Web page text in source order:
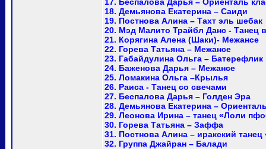
18. Демьянова Екатерина – Саиди
19. Постнова Алина – Тахт эль шебак
20. Мэд Малито Трайбл Данс - Танец
21. Корягина Алена (Шаки)- Межансе
22. Горева Татьяна – Межансе
23. Габайдулина Ольга – Батерефлик
24. Баженова Дарья – Межансе
25. Ломакина Ольга –Крылья
26. Раиса - Танец со свечами
27. Беспалова Дарья – Голден Эра
28. Демьянова Екатерина –
29. Леонова Ирина – танец «Лоли
30. Горева Татьяна – Заффа
31. Постнова Алина – иракский танец
32. Группа Джайран – Балади